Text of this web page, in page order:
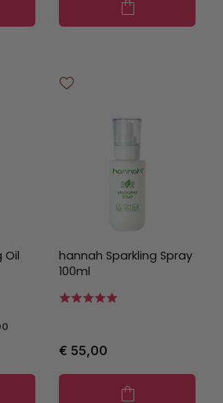
Oil
hannah Sparkling Spray
100ml
€ 55,00